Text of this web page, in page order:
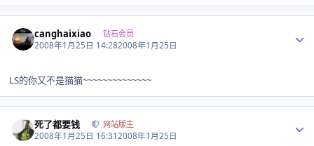
canghaixiao 钻石会员
2008年1月25日 14:282008年1月25日
LS的你又不是猫猫~~~~~~~~~~~~~~
死了都要钱 网站版主
2008年1月25日 16:312008年1月25日